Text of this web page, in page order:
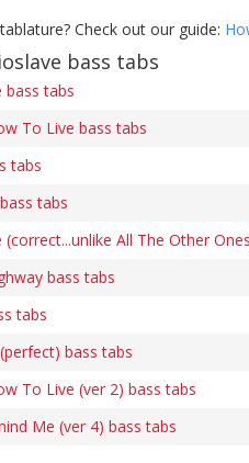
Check out our guide:
bass tabs
bass tabs
To Live bass tabs
tabs
tabs
(correct...unlike All The Other
bass tabs
tabs
bass tabs
To Live (ver 2) bass tabs
Me (ver 4) bass tabs